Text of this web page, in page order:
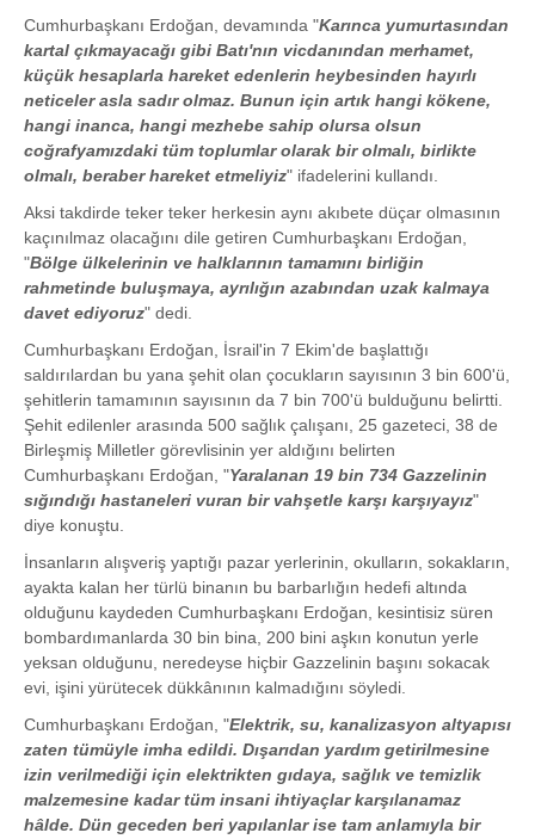
Cumhurbaşkanı Erdoğan, devamında "Karınca yumurtasından
kartal çıkmayacağı gibi Batı'nın vicdanından merhamet,
küçük hesaplarla hareket edenlerin heybesinden hayırlı
neticeler asla sadır olmaz. Bunun için artık hangi kökene,
hangi inanca, hangi mezhebe sahip olursa olsun
coğrafyamızdaki tüm toplumlar olarak bir olmalı, birlikte
olmalı, beraber hareket etmeliyiz" ifadelerini kullandı.
Aksi takdirde teker teker herkesin aynı akıbete düçar olmasının
kaçınılmaz olacağını dile getiren Cumhurbaşkanı Erdoğan,
"Bölge ülkelerinin ve halklarının tamamını birliğin
rahmetinde buluşmaya, ayrılığın azabından uzak kalmaya
davet ediyoruz" dedi.
Cumhurbaşkanı Erdoğan, İsrail'in 7 Ekim'de başlattığı
saldırılardan bu yana şehit olan çocukların sayısının 3 bin 600'ü,
şehitlerin tamamının sayısının da 7 bin 700'ü bulduğunu belirtti.
Şehit edilenler arasında 500 sağlık çalışanı, 25 gazeteci, 38 de
Birleşmiş Milletler görevlisinin yer aldığını belirten
Cumhurbaşkanı Erdoğan, "Yaralanan 19 bin 734 Gazzelinin
sığındığı hastaneleri vuran bir vahşetle karşı karşıyayız"
diye konuştu.
İnsanların alışveriş yaptığı pazar yerlerinin, okulların, sokakların,
ayakta kalan her türlü binanın bu barbarlığın hedefi altında
olduğunu kaydeden Cumhurbaşkanı Erdoğan, kesintisiz süren
bombardımanlarda 30 bin bina, 200 bini aşkın konutun yerle
yeksan olduğunu, neredeyse hiçbir Gazzelinin başını sokacak
evi, işini yürütecek dükkânının kalmadığını söyledi.
Cumhurbaşkanı Erdoğan, "Elektrik, su, kanalizasyon altyapısı
zaten tümüyle imha edildi. Dışarıdan yardım getirilmesine
izin verilmediği için elektrikten gıdaya, sağlık ve temizlik
malzemesine kadar tüm insani ihtiyaçlar karşılanamaz
hâlde. Dün geceden beri yapılanlar ise tam anlamıyla bir